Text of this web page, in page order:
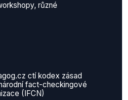
různé
ctí kodex zásad
fact-checkingové
(IFCN)